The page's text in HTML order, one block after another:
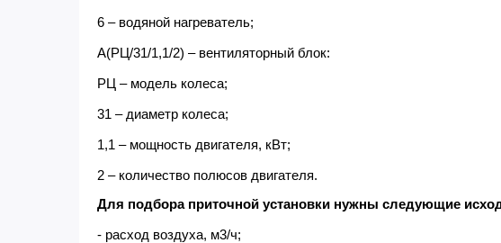
6 – водяной нагреватель;
A(РЦ/31/1,1/2) – вентиляторный блок:
РЦ – модель колеса;
31 – диаметр колеса;
1,1 – мощность двигателя, кВт;
2 – количество полюсов двигателя.
Для подбора приточной установки нужны следующие
- расход воздуха, м3/ч;